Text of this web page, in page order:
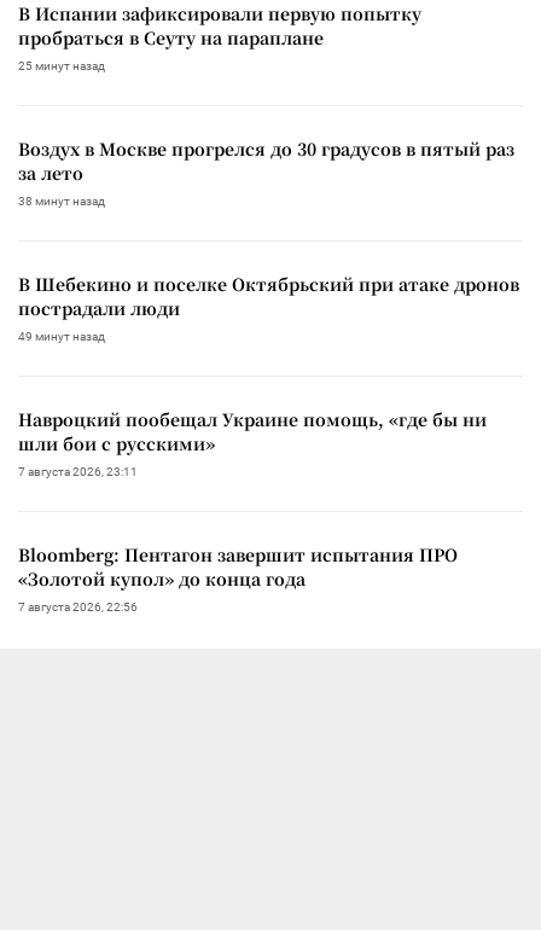
В Испании зафиксировали первую попытку
пробраться в Сеуту на параплане
25 минут назад
Воздух в Москве прогрелся до 30 градусов в пятый раз
за лето
38 минут назад
В Шебекино и поселке Октябрьский при атаке дронов
пострадали люди
49 минут назад
Навроцкий пообещал Украине помощь, «где бы ни
шли бои с русскими»
7 августа 2026, 23:11
Bloomberg: Пентагон завершит испытания ПРО
«Золотой купол» до конца года
7 августа 2026, 22:56